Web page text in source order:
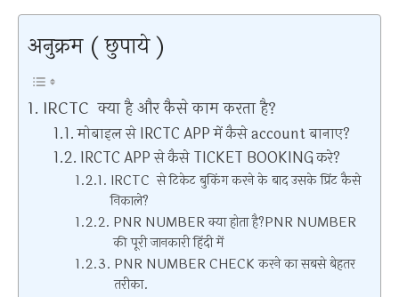
अनुक्रम ( छुपाये )
IRCTC क्या है और कैसे काम करता है?
मोबाइल से IRCTC APP में कैसे account बानाए?
IRCTC APP से कैसे TICKET BOOKING करे?
IRCTC से टिकेट बुकिंग करने के बाद उसके प्रिंट कैसे
निकाले?
PNR NUMBER क्या होता है?PNR NUMBER
की पूरी जानकारी हिंदी में
PNR NUMBER CHECK करने का सबसे बेहतर
तरीका.